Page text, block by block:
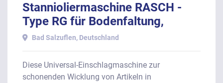
Stannioliermaschine RASCH -
Type RG für Bodenfaltung,
Baujahr 1993.
Bad Salzuflen, Deutschland
Diese Universal-Einschlagmaschine zur
schonenden Wicklung von Artikeln in